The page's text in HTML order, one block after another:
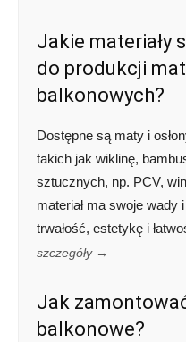
Jakie materiały
do produkcji mat
balkonowych?
Dostępne są maty i
takich jak wiklinę,
sztucznych, np. PCV,
materiał ma swoje wady
trwałość, estetykę i
szczegóły →
Jak
balkonowe?